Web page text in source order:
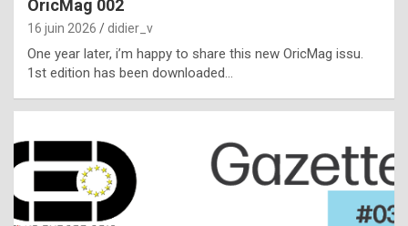
l
t
t
s
OricMag 002
16 juin 2026 didier_v
One year later, i’m happy to share this new OricMag issu.
1st edition has been downloaded…